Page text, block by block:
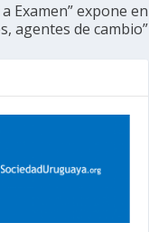
Examen” expone en
agentes de cambio”